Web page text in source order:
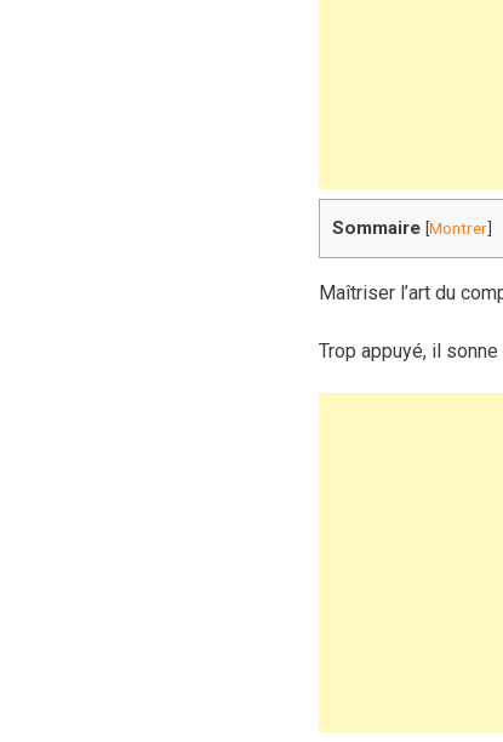
Sommaire [Montrer]
Maîtriser l’art du
Trop appuyé, il